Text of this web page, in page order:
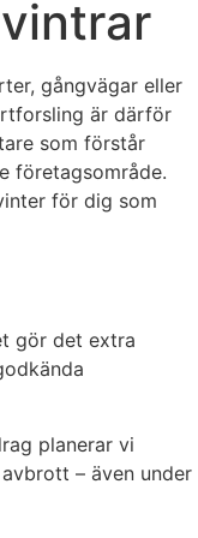
gångvägar eller
är därför
som förstår
företagsområde.
för dig som
gör det extra
planerar vi
– även under